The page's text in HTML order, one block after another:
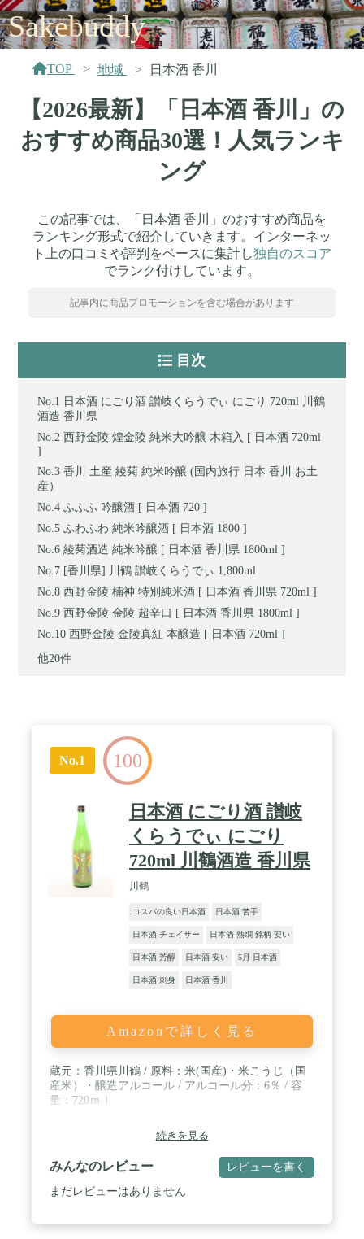
Sakebuddy
TOP 地域 日本酒 香川
【2026最新】「日本酒 香川」の
おすすめ商品30選！人気ランキ
ング
この記事では、「日本酒 香川」のおすすめ商品を
ランキング形式で紹介していきます。インターネッ
ト上の口コミや評判をベースに集計し独自のスコア
でランク付けしています。
記事内に商品プロモーションを含む場合があります
目次
日本酒 にごり酒 讃岐くらうでぃ にごり 720ml 川鶴
酒造 香川県
西野金陵 煌金陵 純米大吟醸 木箱入 [ 日本酒 720ml
]
香川 土産 綾菊 純米吟醸 (国内旅行 日本 香川 お土
産）
ふふふ 吟醸酒 [ 日本酒 720 ]
ふわふわ 純米吟醸酒 [ 日本酒 1800 ]
綾菊酒造 純米吟醸 [ 日本酒 香川県 1800ml ]
[香川県] 川鶴 讃岐くらうでぃ 1,800ml
西野金陵 楠神 特別純米酒 [ 日本酒 香川県 720ml ]
西野金陵 金陵 超辛口 [ 日本酒 香川県 1800ml ]
西野金陵 金陵真紅 本醸造 [ 日本酒 720ml ]
他20件
No.1 100
日本酒 にごり酒 讃岐
くらうでぃ にごり
720ml 川鶴酒造 香川県
川鶴
コスパの良い日本酒 日本酒 苦手
日本酒 チェイサー 日本酒 熱燗 銘柄 安い
日本酒 芳醇 日本酒 安い 5月 日本酒
日本酒 刺身 日本酒 香川
Amazonで詳しく見る
蔵元：香川県川鶴 / 原料：米(国産)・米こうじ（国
産米）・醸造アルコール / アルコール分：6％ / 容
量：720ｍｌ
続きを見る
みんなのレビュー レビューを書く
まだレビューはありません